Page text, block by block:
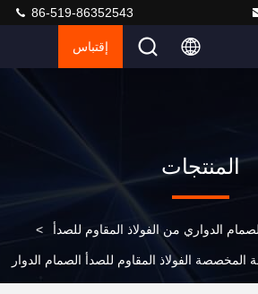
86-519-86352543
إقتباس
المنتجات
الدواري من الفولاذ المقاوم للصدأ >
المخصصة الفولاذ المقاوم للصدأ الصمام الدوار